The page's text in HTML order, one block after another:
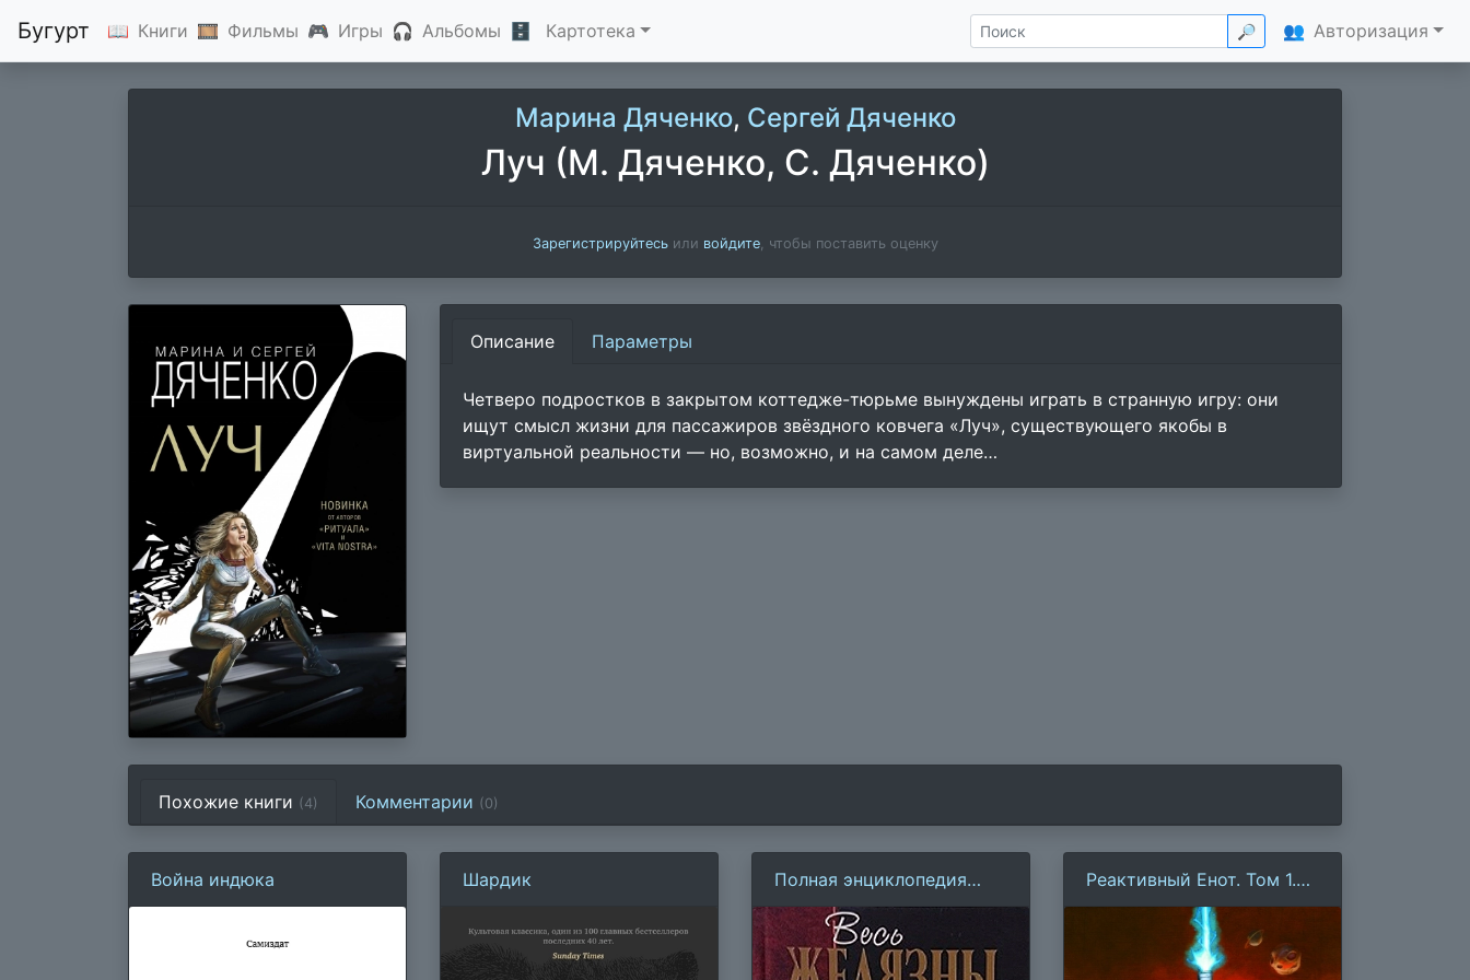
Бугурт 📖 Книги 🎞 Фильмы 🎮 Игры 🎧 Альбомы 🗄 Картотека 🔎 👥 Авторизация
Марина Дяченко, Сергей Дяченко
Луч (М. Дяченко, С. Дяченко)
Зарегистрируйтесьили войдите, чтобы поставить оценку
Описание Параметры
Четверо подростков в закрытом коттедже-тюрьме вынуждены играть в странную игру: они
ищут смысл жизни для пассажиров звёздного ковчега «Луч», существующего якобы в
виртуальной реальности — но, возможно, и на самом деле…
Похожие книги (4) Комментарии (0)
Война индюка Шардик
Полная энциклопедия
Амбера
Реактивный Енот. Том 1.
На хвосте